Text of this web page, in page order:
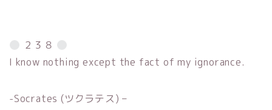
２３８
I know nothing except the fact of my ignorance.
-Socrates (ツクラテス) –